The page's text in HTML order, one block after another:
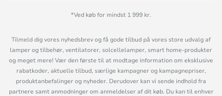
*Ved køb for mindst 1 999 kr.
Tilmeld dig vores nyhedsbrev og få gode tilbud på vores store udvalg af
lamper og tilbehør, ventilatorer, solcellelamper, smart home-produkter
og meget mere! Vær den første til at modtage information om eksklusive
rabatkoder, aktuelle tilbud, særlige kampagner og kampagnepriser,
produktanbefalinger og nyheder. Derudover kan vi sende indhold fra
partnere samt anmodninger om anmeldelser af dit køb. Du kan til enhver